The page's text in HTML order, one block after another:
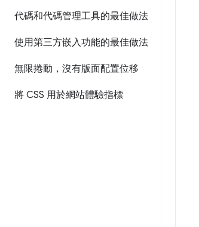
代碼和代碼管理工具的最佳做法
使用第三方嵌入功能的最佳做法
無限捲動，沒有版面配置位移
將 CSS 用於網站體驗指標